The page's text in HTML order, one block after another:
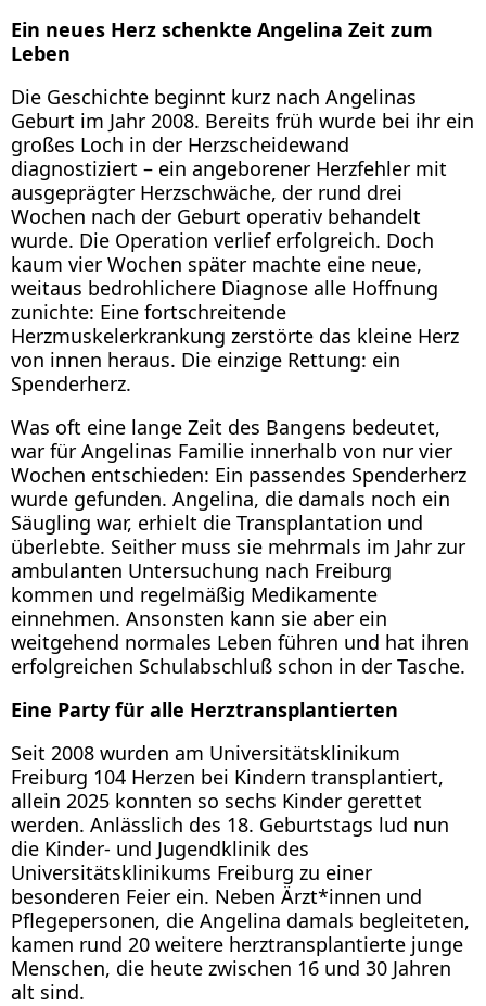
Ein neues Herz schenkte Angelina Zeit zum
Leben
Die Geschichte beginnt kurz nach Angelinas
Geburt im Jahr 2008. Bereits früh wurde bei ihr ein
großes Loch in der Herzscheidewand
diagnostiziert – ein angeborener Herzfehler mit
ausgeprägter Herzschwäche, der rund drei
Wochen nach der Geburt operativ behandelt
wurde. Die Operation verlief erfolgreich. Doch
kaum vier Wochen später machte eine neue,
weitaus bedrohlichere Diagnose alle Hoffnung
zunichte: Eine fortschreitende
Herzmuskelerkrankung zerstörte das kleine Herz
von innen heraus. Die einzige Rettung: ein
Spenderherz.
Was oft eine lange Zeit des Bangens bedeutet,
war für Angelinas Familie innerhalb von nur vier
Wochen entschieden: Ein passendes Spenderherz
wurde gefunden. Angelina, die damals noch ein
Säugling war, erhielt die Transplantation und
überlebte. Seither muss sie mehrmals im Jahr zur
ambulanten Untersuchung nach Freiburg
kommen und regelmäßig Medikamente
einnehmen. Ansonsten kann sie aber ein
weitgehend normales Leben führen und hat ihren
erfolgreichen Schulabschluß schon in der Tasche.
Eine Party für alle Herztransplantierten
Seit 2008 wurden am Universitätsklinikum
Freiburg 104 Herzen bei Kindern transplantiert,
allein 2025 konnten so sechs Kinder gerettet
werden. Anlässlich des 18. Geburtstags lud nun
die Kinder- und Jugendklinik des
Universitätsklinikums Freiburg zu einer
besonderen Feier ein. Neben Ärzt*innen und
Pflegepersonen, die Angelina damals begleiteten,
kamen rund 20 weitere herztransplantierte junge
Menschen, die heute zwischen 16 und 30 Jahren
alt sind.